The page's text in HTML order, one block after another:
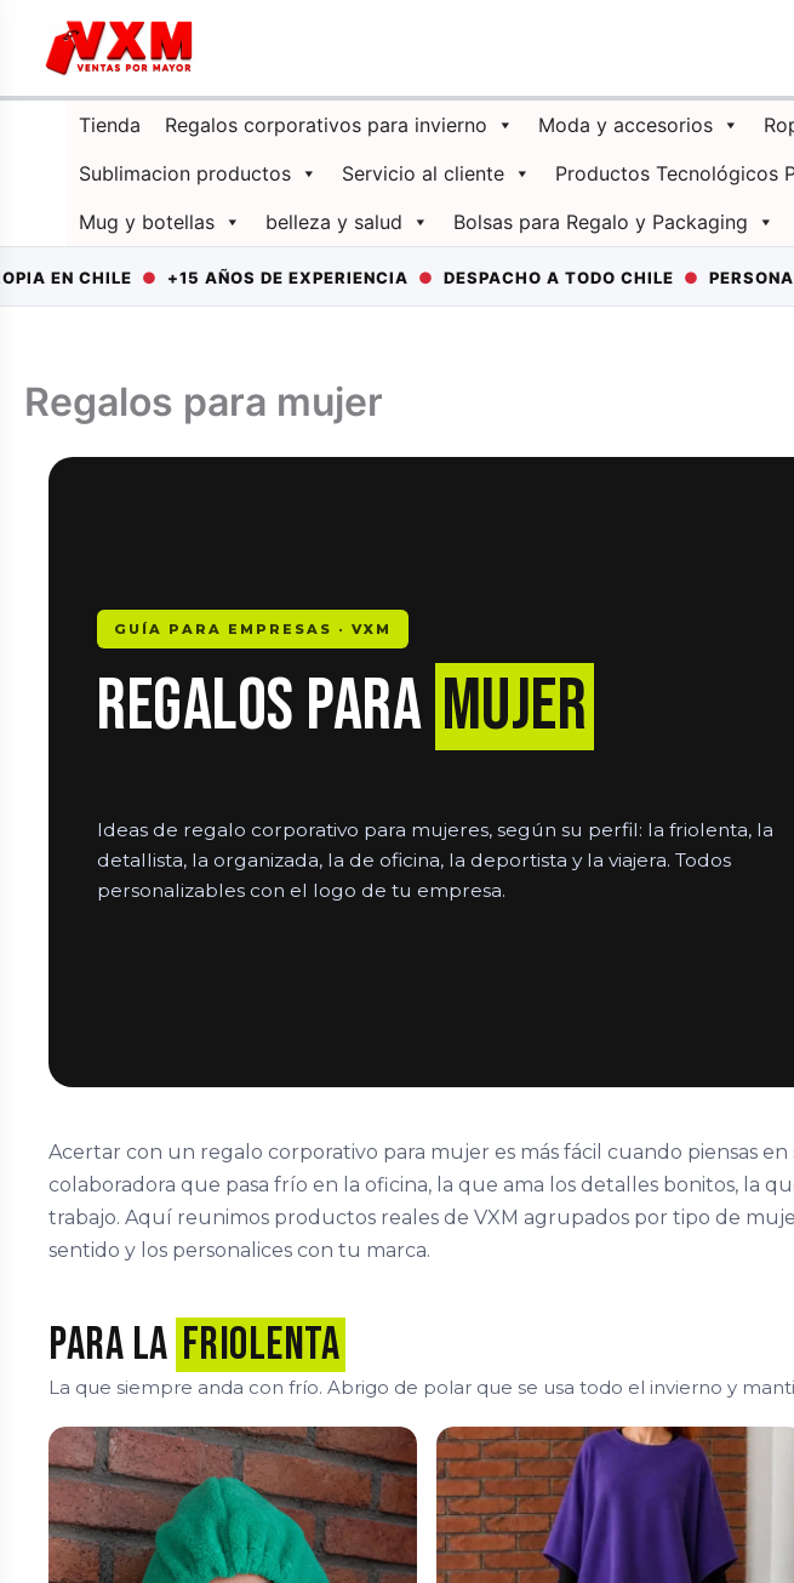
contenido
Tienda Regalos corporativos para invierno Moda y accesorios
Sublimacion productos
Servicio al cliente Productos Tecnológicos
Mug y botellas
belleza y salud Bolsas para Regalo y Packaging
●+15 AÑOS DE EXPERIENCIA●DESPACHO A TODO CHILE●PERSONALIZAMOS
Regalos para mujer
GUÍA PARA EMPRESAS · VXM
Regalos para mujer
Ideas de regalo corporativo para mujeres, según su perfil: la friolenta, la
detallista, la organizada, la de oficina, la deportista y la viajera. Todos
personalizables con el logo de tu empresa.
Acertar con un regalo corporativo para mujer es más fácil cuando piensas en
colaboradora que pasa frío en la oficina, la que ama los detalles bonitos, la
trabajo. Aquí reunimos productos reales de VXM agrupados por tipo de
sentido y los personalices con tu marca.
Para la friolenta
La que siempre anda con frío. Abrigo de polar que se usa todo el invierno y